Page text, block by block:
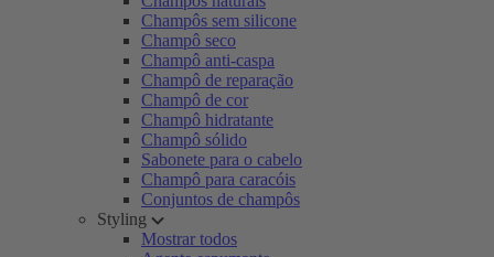
Champôs sem silicone
Champô seco
Champô anti-caspa
Champô de reparação
Champô de cor
Champô hidratante
Champô sólido
Sabonete para o cabelo
Champô para caracóis
Conjuntos de champôs
Styling
Mostrar todos